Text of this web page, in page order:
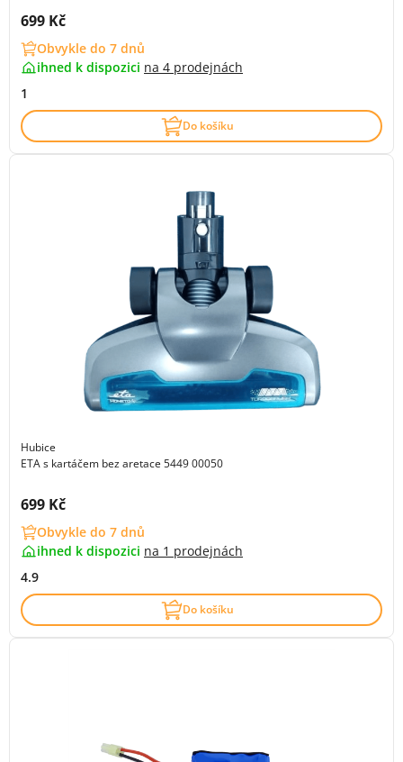
Cena s DPH:
699 Kč
Obvykle do 7 dnů
ihned k dispozici na 4 prodejnách
1
Do košíku
Hubice
ETA s kartáčem bez aretace 5449 00050
Cena s DPH:
699 Kč
Obvykle do 7 dnů
ihned k dispozici na 1 prodejnách
4.9
Do košíku